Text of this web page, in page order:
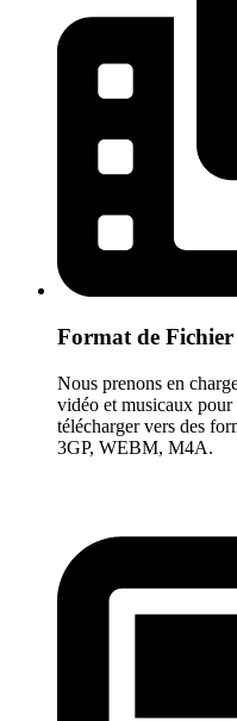
Format de Fichier
Nous prenons en
vidéo et musicaux
télécharger vers des
3GP, WEBM, M4A.